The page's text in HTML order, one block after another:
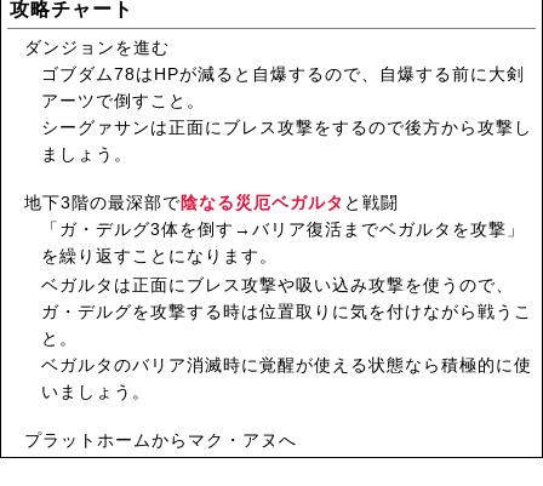
攻略チャート
ダンジョンを進む
ゴブダム78はHPが減ると自爆するので、自爆する前に大剣
アーツで倒すこと。
シーグァサンは正面にブレス攻撃をするので後方から攻撃し
ましょう。
地下3階の最深部で陰なる災厄ベガルタ と戦闘
「ガ・デルグ3体を倒す→バリア復活までベガルタを攻撃」
を繰り返すことになります。
ベガルタは正面にブレス攻撃や吸い込み攻撃を使うので、
ガ・デルグを攻撃する時は位置取りに気を付けながら戦うこ
と。
ベガルタのバリア消滅時に覚醒が使える状態なら積極的に使
いましょう。
プラットホームからマク・アヌへ